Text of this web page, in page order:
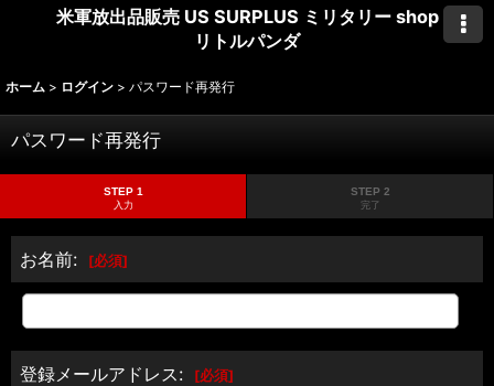
米軍放出品販売 US SURPLUS ミリタリー shop
リトルパンダ
ホーム > ログイン > パスワード再発行
パスワード再発行
STEP 1
入力
STEP 2
完了
お名前: [必須]
登録メールアドレス: [必須]